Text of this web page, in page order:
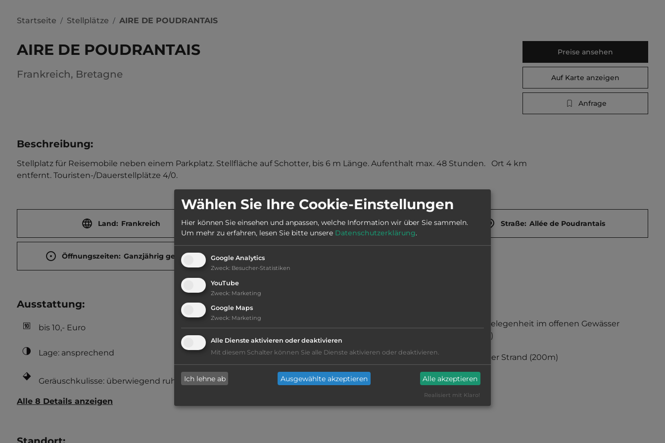
Startseite / Stellplätze / AIRE DE POUDRANTAIS
AIRE DE POUDRANTAIS
Frankreich, Bretagne
Preise ansehen
Auf Karte anzeigen
Anfrage
Beschreibung:
Stellplatz für Reisemobile neben einem Parkplatz. Stellfläche auf Schotter, bis 6 m Länge. Aufenthalt max. 48 Stunden.   Ort 4 km
entfernt. Touristen-/Dauerstellplätze 4/0.
Land: Frankreich Stadt: 56760 Pénestin Straße: Allée de Poudrantais
Öffnungszeiten: Ganzjährig geöffnet
Ausstattung:
bis 10,- Euro
Lage: ansprechend
Geräuschkulisse: überwiegend ruhig
kiesig, harter Grund
Lebensmittelverkauf(4000m)
Restaurant(4000m)
Badegelegenheit im offenen Gewässer
(200m)
sandiger Strand (200m)
Alle 8 Details anzeigen
Wählen Sie Ihre Cookie-Einstellungen
Hier können Sie einsehen und anpassen, welche Information wir über Sie sammeln.
Um mehr zu erfahren, lesen Sie bitte unsere Datenschutzerklärung.
Google Analytics
Zweck: Besucher-Statistiken
YouTube
Zweck: Marketing
Google Maps
Zweck: Marketing
Alle Dienste aktivieren oder deaktivieren
Mit diesem Schalter können Sie alle Dienste aktivieren oder deaktivieren.
Ich lehne ab Ausgewählte akzeptieren Alle akzeptieren
Realisiert mit Klaro!